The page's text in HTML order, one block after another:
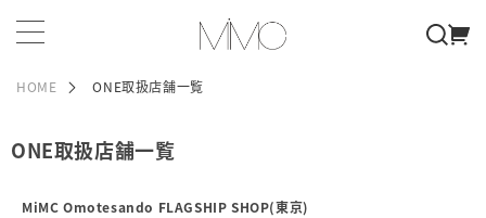
HOME ONE取扱店舗一覧
ONE取扱店舗一覧
MiMC Omotesando FLAGSHIP SHOP(東京)